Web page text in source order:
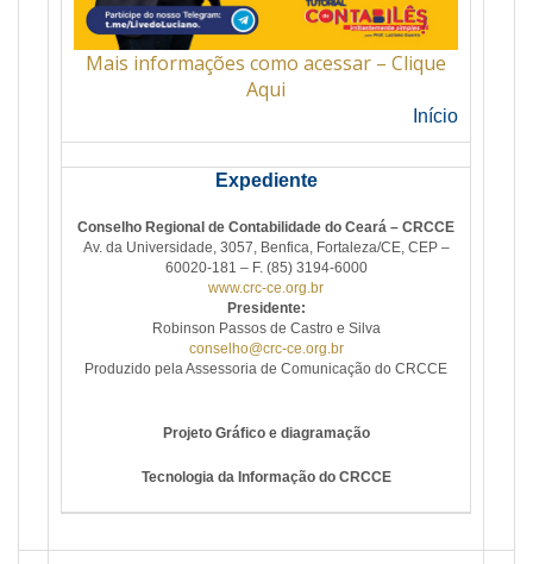
Mais informações como acessar – Clique
Aqui
Início
Expediente
Conselho Regional de Contabilidade do Ceará – CRCCE
Av. da Universidade, 3057, Benfica, Fortaleza/CE, CEP –
60020-181 – F. (85) 3194-6000
www.crc-ce.org.br
Presidente:
Robinson Passos de Castro e Silva
conselho@crc-ce.org.br
Produzido pela Assessoria de Comunicação do CRCCE
Projeto Gráfico e diagramação
Tecnologia da Informação do CRCCE